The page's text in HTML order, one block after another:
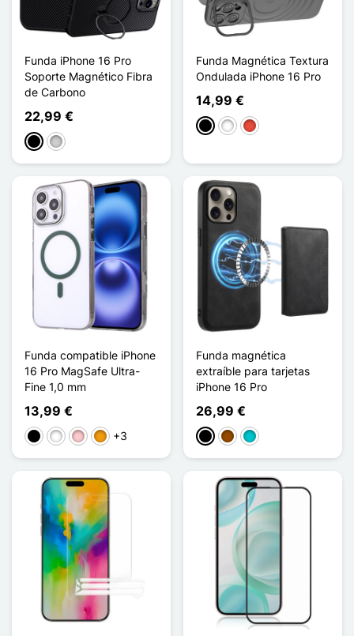
Funda iPhone 16 Pro
Soporte Magnético Fibra
de Carbono
22,99 €
NegroPlata
Funda Magnética Textura
Ondulada iPhone 16 Pro
14,99 €
NegroBlanco
Rojo
Funda compatible iPhone
16 Pro MagSafe Ultra-
Fine 1,0 mm
13,99 €
NegroBlancoRosaNaranja
+3
Funda magnética
extraíble para tarjetas
iPhone 16 Pro
26,99 €
NegroMarrónTurquesa